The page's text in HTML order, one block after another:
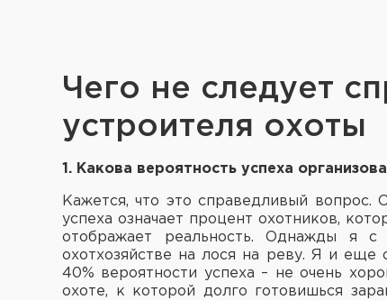
Чего не следует
устроителя охоты
1. Какова вероятность успеха
Кажется, что это справедливый вопрос.
успеха означает процент охотников,
отображает реальность. Однажды я
охотхозяйстве на лося на реву. Я и еще
40% вероятности успеха – не очень
охоте, к которой долго готовишься